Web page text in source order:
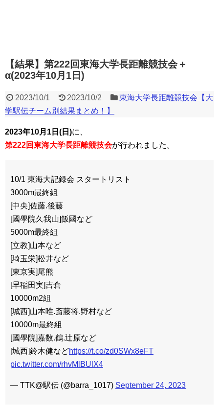
【結果】第222回東海大学長距離競技会＋
α(2023年10月1日)
2023/10/1 2023/10/2
東海大学長距離競技会【大
学駅伝チーム別結果まとめ！】
2023年10月1日(日)に、
第222回東海大学長距離競技会が行われました。
10/1 東海大記録会 スタートリスト
3000m最終組
[中央]佐藤.後藤
[國學院久我山]飯國など
5000m最終組
[立教]山本など
[埼玉栄]松井など
[東京実]尾熊
[早稲田実]吉倉
10000m2組
[城西]山本唯.斎藤将.野村など
10000m最終組
[國學院]嘉数.鶴.辻原など
[城西]鈴木健などhttps://t.co/zd0SWx8eFT
pic.twitter.com/rhvMlBUlX4
— TTK@駅伝 (@barra_1017) September 24, 2023